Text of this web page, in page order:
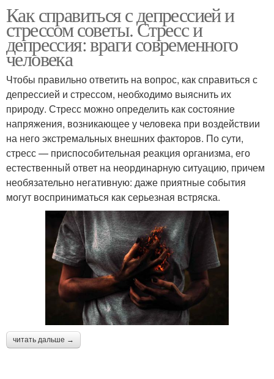
Как справиться с депрессией и
стрессом советы. Стресс и
депрессия: враги современного
человека
Чтобы правильно ответить на вопрос, как справиться с
депрессией и стрессом, необходимо выяснить их
природу. Стресс можно определить как состояние
напряжения, возникающее у человека при воздействии
на него экстремальных внешних факторов. По сути,
стресс — приспособительная реакция организма, его
естественный ответ на неординарную ситуацию, причем
необязательно негативную: даже приятные события
могут восприниматься как серьезная встряска.
читать дальше →